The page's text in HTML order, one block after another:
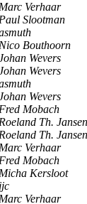
Verhaar
Slootman
Bouthoorn
Wevers
Wevers
Wevers
Mobach
Th. Jansen
Th. Jansen
Verhaar
Mobach
Kersloot
jjc
Verhaar